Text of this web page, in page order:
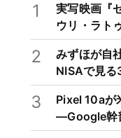
1
実写映画『
ウリ・ラト
2
みずほが自
NISAで見る
3
Pixel 10aが
―Google幹